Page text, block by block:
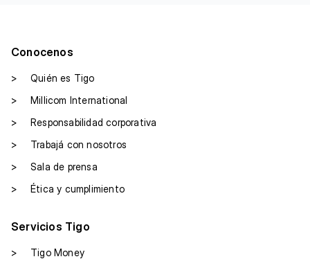
Conocenos
>
Quién es Tigo
>
Millicom International
>
Responsabilidad corporativa
>
Trabajá con nosotros
>
Sala de prensa
>
Ética y cumplimiento
Servicios Tigo
>
Tigo Money